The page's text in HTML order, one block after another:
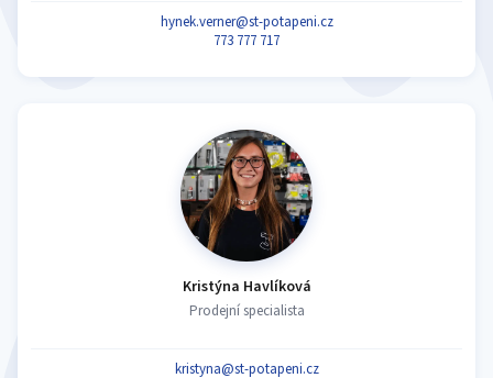
hynek.verner@st-potapeni.cz
773 777 717
Kristýna Havlíková
Prodejní specialista
kristyna@st-potapeni.cz